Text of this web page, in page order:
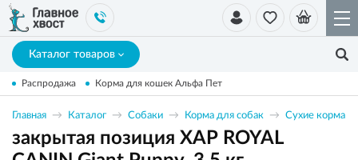
Каталог товаров
Распродажа Корма для кошек Альфа Пет
Главная Каталог Собаки Корма для собак Сухие корма
закрытая позиция ХАР ROYAL